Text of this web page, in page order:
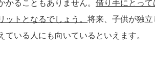
かることもありません。借り手にとっ
ットとなるでしょう。将来、子供が独
いる人にも向いているといえます。